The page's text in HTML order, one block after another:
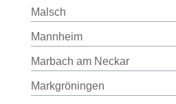
Malsch
Mannheim
Marbach am Neckar
Markgröningen